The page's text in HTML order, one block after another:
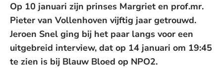
Op 10 januari zijn prinses Margriet en prof.mr.
Pieter van Vollenhoven vijftig jaar getrouwd.
Jeroen Snel ging bij het paar langs voor een
uitgebreid interview, dat op 14 januari om 19:45
te zien is bij Blauw Bloed op NPO2.